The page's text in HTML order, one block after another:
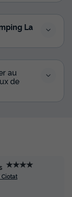
La
au
de
★★★★
Ciotat